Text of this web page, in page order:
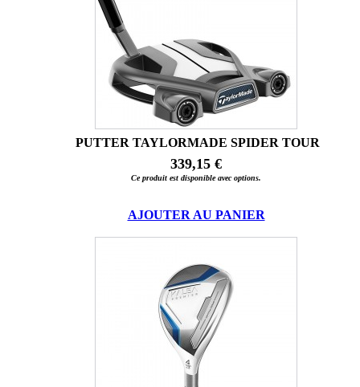
PUTTER TAYLORMADE SPIDER TOUR
339,15 €
Ce produit est disponible avec options.
AJOUTER AU PANIER